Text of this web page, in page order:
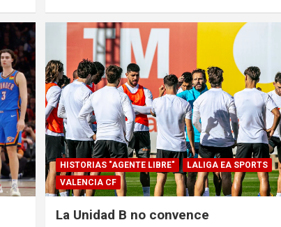
HISTORIAS "AGENTE LIBRE"
LALIGA EA SPORTS
VALENCIA CF
La Unidad B no convence